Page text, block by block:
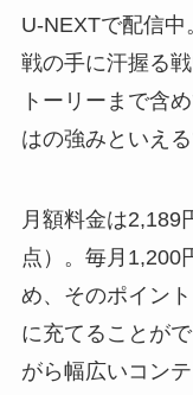
U-NEXTで配信
戦の手に汗握る
トーリーまで含
はの強みといえる
月額料金は2,189
点）。毎月1,200
め、そのポイン
に充てることが
がら幅広いコン